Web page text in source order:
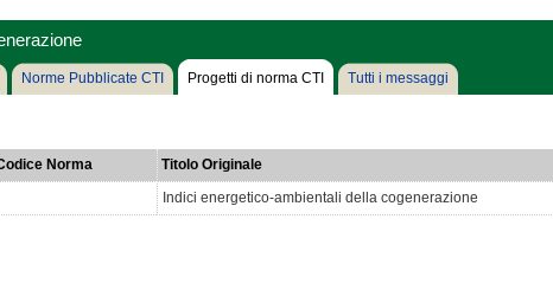
Norme Pubblicate CTI Progetti di norma CTI Tutti i messaggi
Norma Titolo Originale
Indici energetico-ambientali della cogenerazione